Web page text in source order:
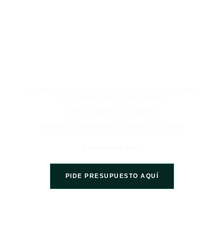
PIDE PRESUPUESTO AQUÍ